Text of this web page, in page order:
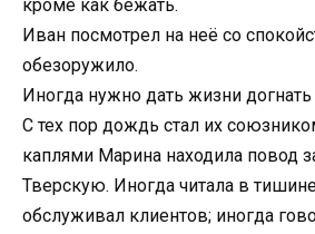
кроме как бежать.
Иван посмотрел на неё со
обезоружило.
Иногда нужно дать жизни догнать
С тех пор дождь стал их
каплями Марина находила повод
Тверскую. Иногда читала в
обслуживал клиентов; иногда